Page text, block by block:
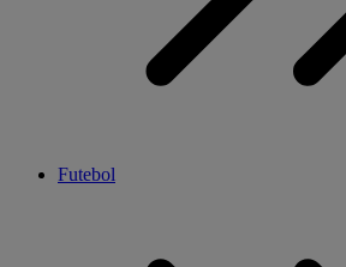
Futebol